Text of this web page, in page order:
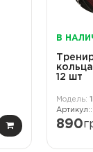
В
12 шт
890